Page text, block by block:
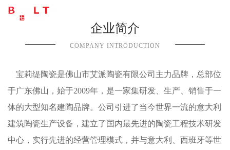
企业简介
COMPANY INTRODUCTION
宝莉缇陶瓷是佛山市艾派陶瓷有限公司主力品牌，总部位
于广东佛山，始于2009年，是一家集研发、生产、销售于一
体的大型知名建陶品牌。公司引进了当今世界一流的意大利
建筑陶瓷生产设备，建立了国内最先进的陶瓷工程技术研发
中心，实行先进的经营管理模式，并与意大利、西班牙等世